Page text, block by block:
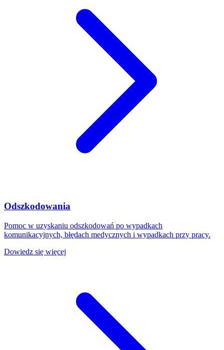
Odszkodowania
Pomoc w uzyskaniu odszkodowań po wypadkach
komunikacyjnych, błędach medycznych i wypadkach przy pracy.
Dowiedz się więcej